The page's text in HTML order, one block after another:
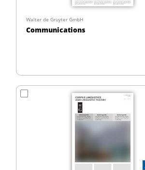
Walter de Gruyter GmbH
Communications